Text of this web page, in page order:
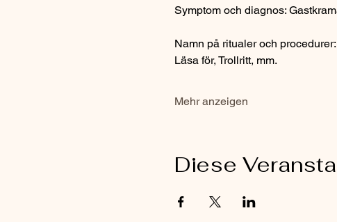
Symptom och diagnos:
Namn på ritualer och
Läsa för, Trollritt, mm.
Mehr anzeigen
Diese